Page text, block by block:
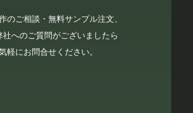
のご相談・無料サンプル注文、
社へのご質問がございましたら
軽にお問合せください。